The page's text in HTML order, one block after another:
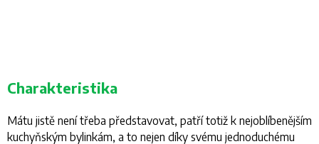
Charakteristika
Mátu jistě není třeba představovat, patří totiž k nejoblíbenějším
kuchyňským bylinkám, a to nejen díky svému jednoduchému